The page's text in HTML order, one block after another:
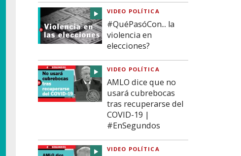
VIDEO POLÍTICA
#QuéPasóCon... la
violencia en
elecciones?
VIDEO POLÍTICA
AMLO dice que no
usará cubrebocas
tras recuperarse del
COVID-19 |
#EnSegundos
VIDEO POLÍTICA